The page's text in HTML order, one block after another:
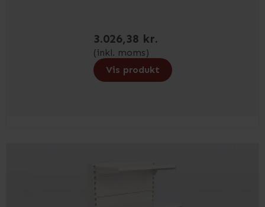
3.026,38 kr.
(inkl. moms)
Vis produkt